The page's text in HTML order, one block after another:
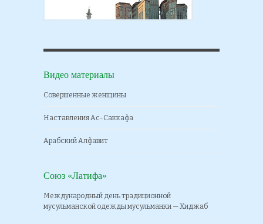
Видео материалы
Совершенные женщины
Наставления Ас-Саккафа
Арабский Алфавит
Союз «Латифа»
Международный день традиционной
мусульманской одежды мусульманки — Хиджаб